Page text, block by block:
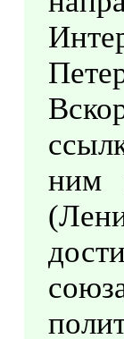
ним